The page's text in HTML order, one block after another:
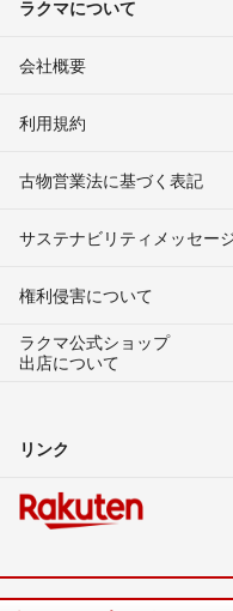
ラクマについて
会社概要
利用規約
古物営業法に基づく表記
サステナビリティメッセー
権利侵害について
ラクマ公式ショップ
出店について
リンク